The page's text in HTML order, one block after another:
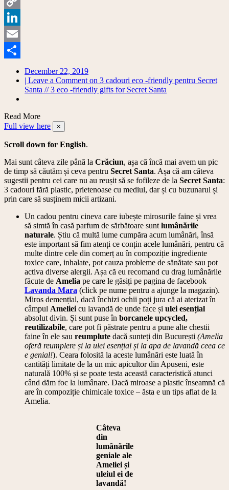
Copy
Link
LinkedIn
Email
December 22, 2019
| Leave a Comment on 3 cadouri eco -friendly pentru Secret
Santa // 3 eco -friendly gifts for Secret Santa
Read More
Full view here
×
Scroll down for English.
Mai sunt câteva zile până la Crăciun, așa că încă mai avem un pic
de timp să căutăm și ceva pentru Secret Santa. Așa că am câteva
sugestii pentru cei care nu au reușit să se fofileze de la Secret Santa:
3 cadouri fără plastic, prietenoase cu mediul, dar și cu buzunarul și
prin care să susținem micii artizani.
Un cadou pentru cineva care iubește mirosurile faine și vrea
să simtă în casă parfum de sărbătoare sunt lumânările
naturale. Știu că multă lume cumpăra acum lumânări, însă
este important să fim atenți ce conțin acele lumânări, pentru că
multe dintre cele din comerț au în compoziție ingrediente
toxice care, inhalate, pot cauza probleme de sănătate sau pot
activa diverse alergii. Așa că eu recomand cu drag lumânările
făcute de Amelia pe care le găsiți pe pagina de facebook
Lavanda Mara (click pe nume pentru a ajunge la magazin).
Miros demențial, dacă închizi ochii poți jura că ai aterizat în
câmpul Ameliei cu lavandă de unde face și ulei esențial
absolut divin. Și sunt puse în borcanele upcycled,
reutilizabile, care pot fi păstrate pentru a pune alte chestii
faine în ele sau reumplute dacă sunteți din București (Amelia
oferă reumplere și la ulei esențial și la apa de lavandă ceea ce
e genial!). Ceara folosită la aceste lumânări este luată în
cantități limitate de la un mic apicultor din Apuseni, este
naturală 100% și se poate testa această caracteristică atunci
când dăm foc la lumânare. Dacă miroase a plastic înseamnă că
are în compoziție chimicale toxice – ăsta e un tips aflat de la
Amelia.
Câteva
din
lumânările
geniale ale
Ameliei și
uleiul ei de
lavandă!